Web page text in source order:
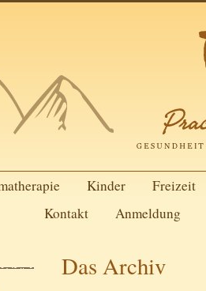
Kinder
Freizeit
Kontakt
Anmeldung
Das Archiv